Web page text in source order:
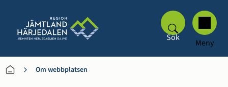
Sök Meny
Om webbplatsen